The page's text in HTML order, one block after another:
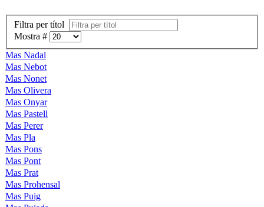
Filtra per títol
Mostra #
Mas Nadal
Mas Nebot
Mas Nonet
Mas Olivera
Mas Onyar
Mas Pastell
Mas Perer
Mas Pla
Mas Pons
Mas Pont
Mas Prat
Mas Prohensal
Mas Puig